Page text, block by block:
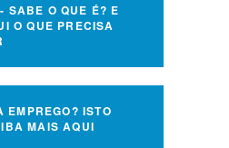
SABE O QUE É? E
O QUE PRECISA
EMPREGO? ISTO
MAIS AQUI